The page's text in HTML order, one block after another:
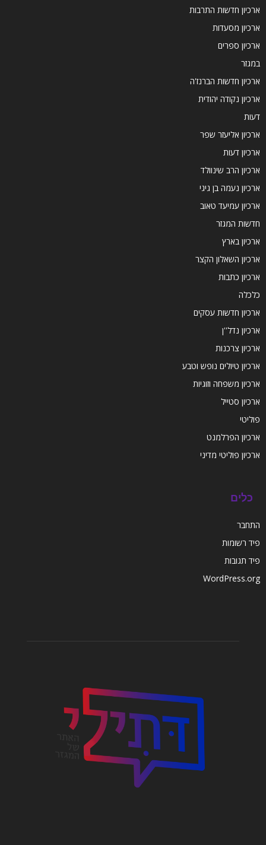
ארכיון חדשות התרבות
ארכיון מסעדות
ארכיון ספרים
במגזר
ארכיון חדשות הברנז'ה
ארכיון נקודה יהודית
דעות
ארכיון אליעזר שפר
ארכיון דעות
ארכיון הרב שינוולד
ארכיון נעמה בן גיגי
ארכיון עמיעד טאוב
חדשות המגזר
ארכיון בארץ
ארכיון השאלון הקצר
ארכיון כתבות
כלכלה
ארכיון חדשות עסקים
ארכיון נדל''ן
ארכיון צרכנות
ארכיון טיולים נופש וטבע
ארכיון משפחה וזוגיות
ארכיון סטייל
פוליטי
ארכיון הפרלמנט
ארכיון פוליטי מדיני
כלים
התחבר
פיד רשומות
פיד תגובות
WordPress.org